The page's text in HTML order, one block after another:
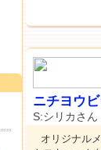
ニチヨウ
S:シリカさん
オリジナル